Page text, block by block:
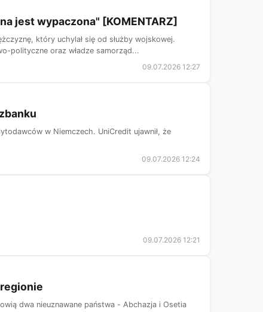
jest wypaczona" [KOMENTARZ]
który uchylał się od służby wojskowej.
polityczne oraz władze samorząd...
09.07.2026 12:27
w Niemczech. UniCredit ujawnił, że
09.07.2026 12:24
09.07.2026 12:21
dwa nieuznawane państwa - Abchazja i Osetia